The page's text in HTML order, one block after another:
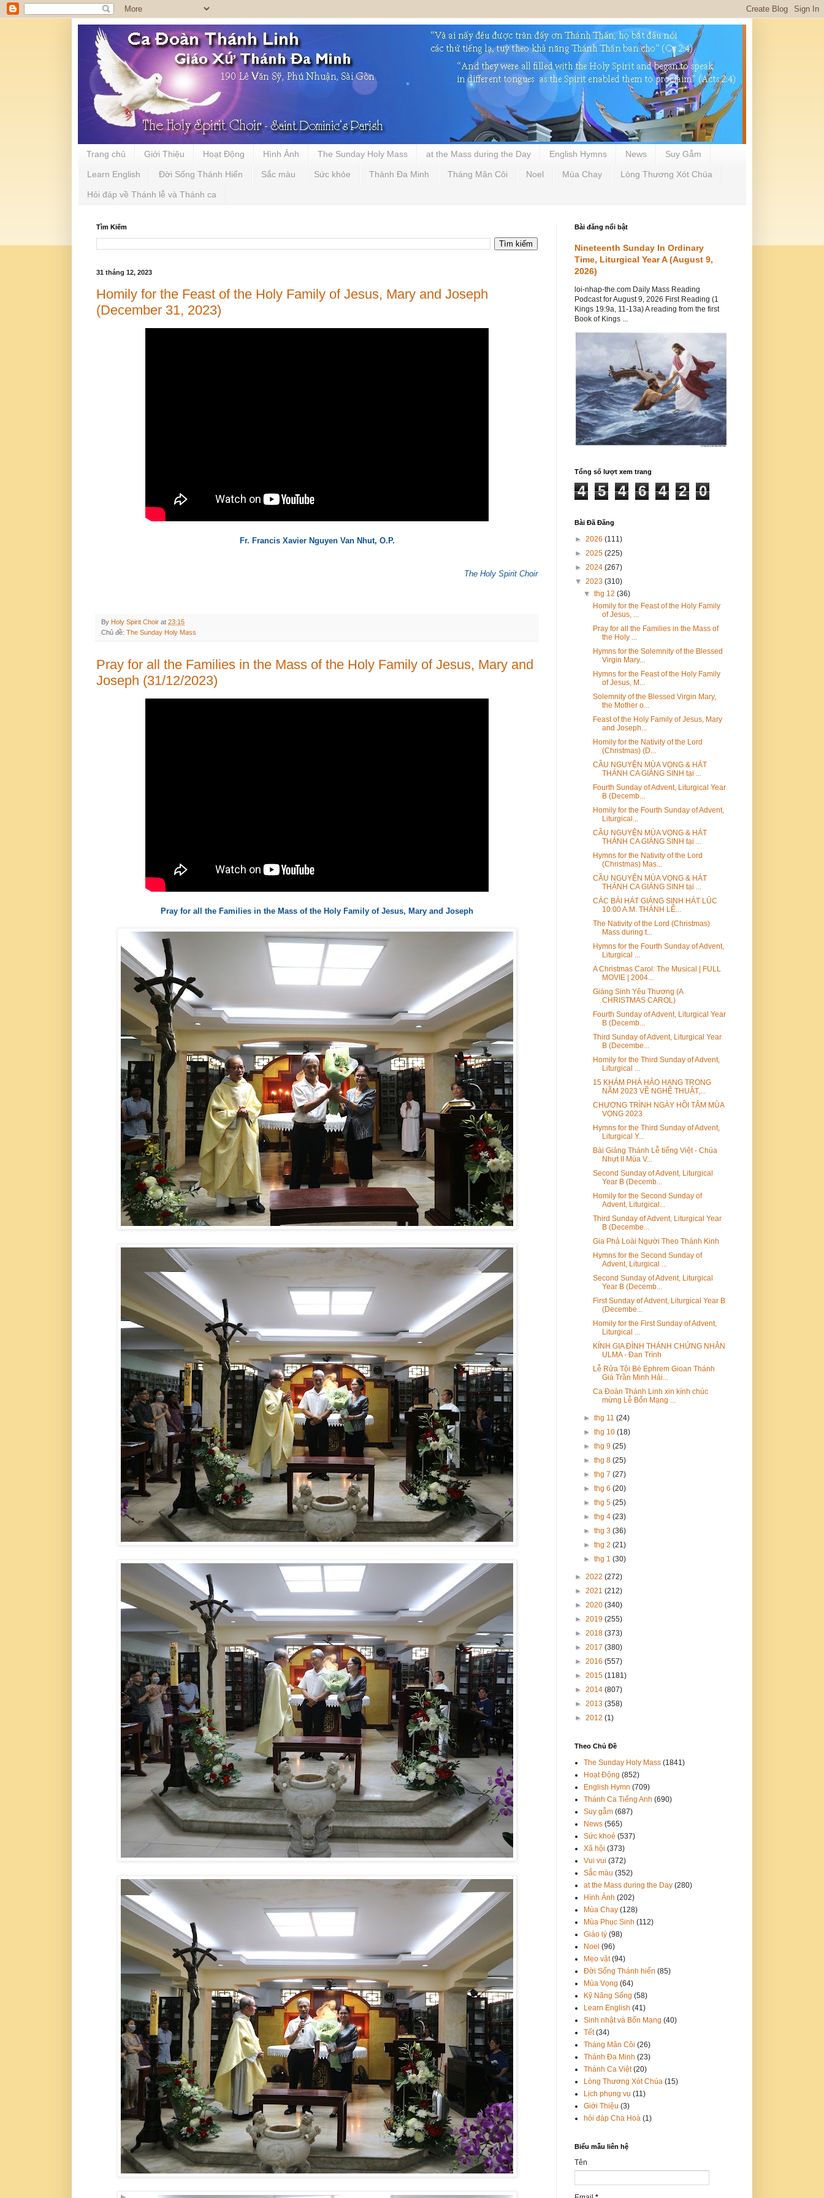
Trang chủ Giới Thiệu Hoạt Động Hình Ảnh The Sunday Holy Mass at the Mass during the Day English Hymns News Suy Gẫm
Learn English Đời Sống Thánh Hiến Sắc màu Sức khỏe Thánh Đa Minh Tháng Mân Côi Noel Mùa Chay Lòng Thương Xót Chúa
Hỏi đáp về Thánh lễ và Thánh ca
Tìm Kiếm
31 tháng 12, 2023
Homily for the Feast of the Holy Family of Jesus, Mary and Joseph
(December 31, 2023)
Fr. Francis Xavier Nguyen Van Nhut, O.P.
The Holy Spirit Choir
By Holy Spirit Choir at 23:15
Chủ đề: The Sunday Holy Mass
Pray for all the Families in the Mass of the Holy Family of Jesus, Mary and
Joseph (31/12/2023)
Pray for all the Families in the Mass of the Holy Family of Jesus, Mary and Joseph
Bài đăng nổi bật
Nineteenth Sunday In Ordinary
Time, Liturgical Year A (August 9,
2026)
loi-nhap-the.com Daily Mass Reading
Podcast for August 9, 2026 First Reading (1
Kings 19:9a, 11-13a) A reading from the first
Book of Kings ...
Tổng số lượt xem trang
4 5 4 6 4 2 0
Bài Đã Đăng
► 2026 (111)
► 2025 (225)
► 2024 (267)
▼ 2023 (310)
▼thg 12(36)
Homily for the Feast of the Holy Family
of Jesus, ...
Pray for all the Families in the Mass of
the Holy ...
Hymns for the Solemnity of the Blessed
Virgin Mary...
Hymns for the Feast of the Holy Family
of Jesus, M...
Solemnity of the Blessed Virgin Mary,
the Mother o...
Feast of the Holy Family of Jesus, Mary
and Joseph...
Homily for the Nativity of the Lord
(Christmas) (D...
CẦU NGUYỆN MÙA VỌNG & HÁT
THÁNH CA GIÁNG SINH tại ...
Fourth Sunday of Advent, Liturgical Year
B (Decemb...
Homily for the Fourth Sunday of Advent,
Liturgical...
CẦU NGUYỆN MÙA VỌNG & HÁT
THÁNH CA GIÁNG SINH tại ...
Hymns for the Nativity of the Lord
(Christmas) Mas...
CẦU NGUYỆN MÙA VỌNG & HÁT
THÁNH CA GIÁNG SINH tại ...
CÁC BÀI HÁT GIÁNG SINH HÁT LÚC
10:00 A.M. THÁNH LỄ...
The Nativity of the Lord (Christmas)
Mass during t...
Hymns for the Fourth Sunday of Advent,
Liturgical ...
A Christmas Carol: The Musical | FULL
MOVIE | 2004...
Giáng Sinh Yêu Thương (A
CHRISTMAS CAROL)
Fourth Sunday of Advent, Liturgical Year
B (Decemb...
Third Sunday of Advent, Liturgical Year
B (Decembe...
Homily for the Third Sunday of Advent,
Liturgical ...
15 KHÁM PHÁ HẢO HẠNG TRONG
NĂM 2023 VỀ NGHỆ THUẬT,...
CHƯƠNG TRÌNH NGÀY HỒI TÂM MÙA
VỌNG 2023
Hymns for the Third Sunday of Advent,
Liturgical Y...
Bài Giảng Thánh Lễ tiếng Việt - Chúa
Nhựt II Mùa V...
Second Sunday of Advent, Liturgical
Year B (Decemb...
Homily for the Second Sunday of
Advent, Liturgical...
Third Sunday of Advent, Liturgical Year
B (Decembe...
Gia Phả Loài Người Theo Thánh Kinh
Hymns for the Second Sunday of
Advent, Liturgical ...
Second Sunday of Advent, Liturgical
Year B (Decemb...
First Sunday of Advent, Liturgical Year B
(Decembe...
Homily for the First Sunday of Advent,
Liturgical ...
KÍNH GIA ĐÌNH THÁNH CHỨNG NHÂN
ULMA - Đan Trình
Lễ Rửa Tội Bé Ephrem Gioan Thánh
Giá Trần Minh Hải...
Ca Đoàn Thánh Linh xin kính chúc
mừng Lễ Bổn Mạng ...
►thg 11(24)
►thg 10(18)
►thg 9(25)
►thg 8(25)
►thg 7(27)
►thg 6(20)
►thg 5(25)
►thg 4(23)
►thg 3(36)
►thg 2(21)
►thg 1(30)
► 2022 (272)
► 2021 (212)
► 2020 (340)
► 2019 (255)
► 2018 (373)
► 2017 (380)
► 2016 (557)
► 2015 (1181)
► 2014 (807)
► 2013 (358)
► 2012 (1)
Theo Chủ Đề
The Sunday Holy Mass (1841)
Hoạt Động (852)
English Hymn (709)
Thánh Ca Tiếng Anh (690)
Suy gẫm (687)
News (565)
Sức khoẻ (537)
Xã hội (373)
Vui vui (372)
Sắc màu (352)
at the Mass during the Day (280)
Hình Ảnh (202)
Mùa Chay (128)
Mùa Phục Sinh (112)
Giáo lý (98)
Noel (96)
Mẹo vặt (94)
Đời Sống Thánh hiến (85)
Mùa Vọng (64)
Kỹ Năng Sống (58)
Learn English (41)
Sinh nhật và Bổn Mạng (40)
Tết (34)
Tháng Mân Côi (26)
Thánh Đa Minh (23)
Thánh Ca Việt (20)
Lòng Thương Xót Chúa (15)
Lịch phụng vụ (11)
Giới Thiệu (3)
hỏi đáp Cha Hoà (1)
Biểu mẫu liên hệ
Tên